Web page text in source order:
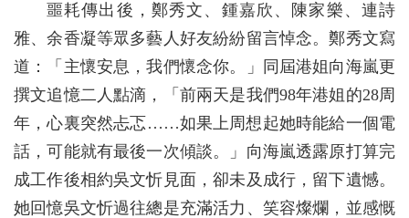
噩耗傳出後，鄭秀文、鍾嘉欣、陳家樂、連詩
雅、余香凝等眾多藝人好友紛紛留言悼念。鄭秀文寫
道：「主懷安息，我們懷念你。」同屆港姐向海嵐更
撰文追憶二人點滴，「前兩天是我們98年港姐的28周
年，心裏突然忐忑……如果上周想起她時能給一個電
話，可能就有最後一次傾談。」向海嵐透露原打算完
成工作後相約吳文忻見面，卻未及成行，留下遺憾。
她回憶吳文忻過往總是充滿活力、笑容燦爛，並感慨